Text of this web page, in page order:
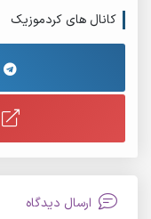
کانال های کردموزیک
ارسال دیدگاه